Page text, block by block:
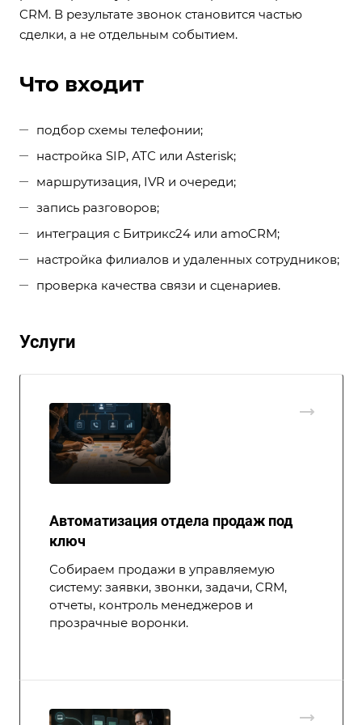
CRM. В результате звонок становится частью
сделки, а не отдельным событием.
Что входит
подбор схемы телефонии;
настройка SIP, АТС или Asterisk;
маршрутизация, IVR и очереди;
запись разговоров;
интеграция с Битрикс24 или amoCRM;
настройка филиалов и удаленных сотрудников;
проверка качества связи и сценариев.
Услуги
Автоматизация отдела продаж под
ключ
Собираем продажи в управляемую
систему: заявки, звонки, задачи, CRM,
отчеты, контроль менеджеров и
прозрачные воронки.